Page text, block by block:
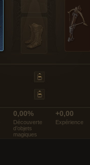
0,00%
Découverte
d’objets
magiques
+0,00
Expérience